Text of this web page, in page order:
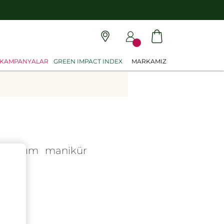
GREEN IMPACT INDEX MARKAMIZ
adım manikür